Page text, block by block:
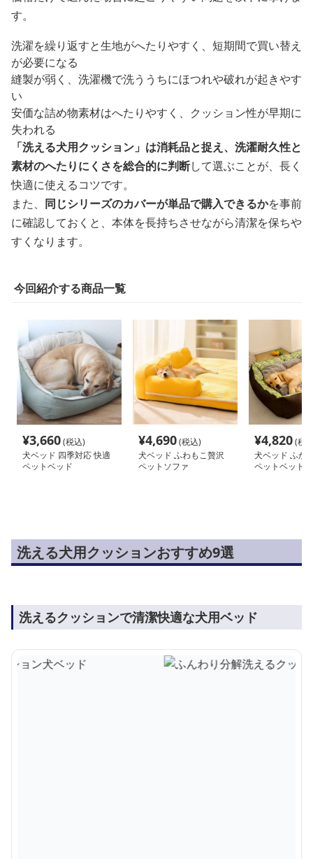
す。
洗濯を繰り返すと生地がへたりやすく、短期間で買い替え
が必要になる
縫製が弱く、洗濯機で洗ううちにほつれや破れが起きやす
い
安価な詰め物素材はへたりやすく、クッション性が早期に
失われる
「洗える犬用クッション」は消耗品と捉え、洗濯耐久性と
素材のへたりにくさを総合的に判断して選ぶことが、長く
快適に使えるコツです。
また、 同じシリーズのカバーが単品で購入できるかを事前
に確認しておくと、本体を長持ちさせながら清潔を保ちや
すくなります。
今回紹介する商品一覧
¥3,660(税込)
犬ベッド 四季対応 快適
ペットベッド
¥4,690(税込)
犬ベッド ふわもこ贅沢
ペットソファ
¥4,820(税
犬ベッド ふか
ペットベッド
洗える犬用クッションおすすめ9選
洗えるクッションで清潔快適な犬用ベッド